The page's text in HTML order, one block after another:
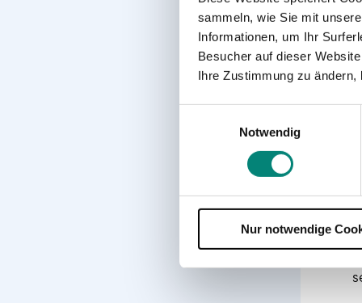
sammeln, wie Sie mit
Informationen, um Ihr
Besucher auf dieser
Ihre Zustimmung zu ändern,
Notwendig
Nur notwendige